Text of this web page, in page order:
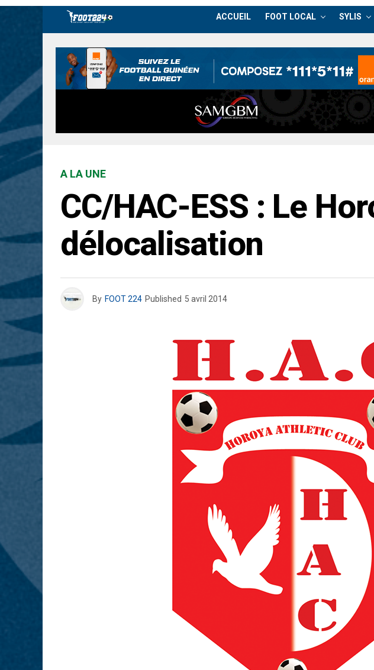
ACCUEIL FOOT LOCAL SYLIS
A LA UNE
CC/HAC-ESS : Le
délocalisation
By FOOT 224 Published 5 avril 2014